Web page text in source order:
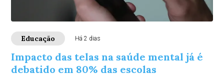
Educação Há 2 dias
Impacto das telas na saúde mental já é
debatido em 80% das escolas